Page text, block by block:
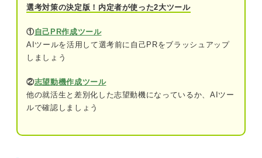
選考対策の決定版！内定者が使った2大ツール
①自己PR作成ツール
AIツールを活用して選考前に自己PRをブラッシュアップ
しましょう
②志望動機作成ツール
他の就活生と差別化した志望動機になっているか、AIツー
ルで確認しましょう